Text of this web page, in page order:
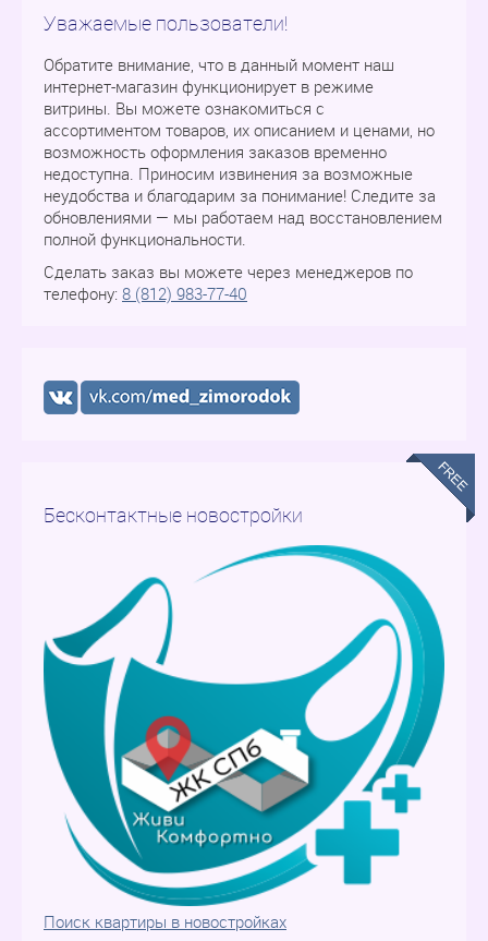
Уважаемые пользователи!
Обратите внимание, что в данный момент наш
интернет-магазин функционирует в режиме
витрины. Вы можете ознакомиться с
ассортиментом товаров, их описанием и ценами, но
возможность оформления заказов временно
недоступна. Приносим извинения за возможные
неудобства и благодарим за понимание! Следите за
обновлениями — мы работаем над восстановлением
полной функциональности.
Сделать заказ вы можете через менеджеров по
телефону: 8 (812) 983-77-40
Бесконтактные новостройки
Поиск квартиры в новостройках